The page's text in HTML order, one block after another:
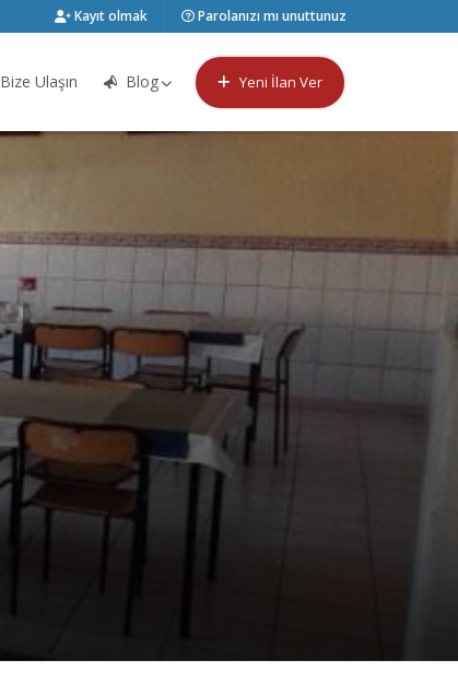
Kayıt olmak Parolanızı mı unuttunuz
Bize Ulaşın Blog Yeni İlan Ver